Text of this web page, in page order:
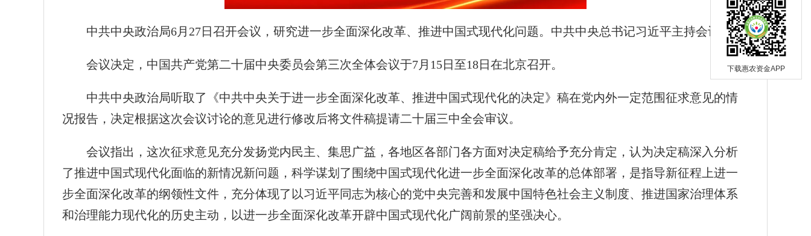
中共中央政治局6月27日召开会议，研究进一步全面深化改革、推进中国式现代化问题。中共中央总书记习近平主持会议。
会议决定，中国共产党第二十届中央委员会第三次全体会议于7月15日至18日在北京召开。
中共中央政治局听取了《中共中央关于进一步全面深化改革、推进中国式现代化的决定》稿在党内外一定范围征求意见的情
况报告，决定根据这次会议讨论的意见进行修改后将文件稿提请二十届三中全会审议。
会议指出，这次征求意见充分发扬党内民主、集思广益，各地区各部门各方面对决定稿给予充分肯定，认为决定稿深入分析
了推进中国式现代化面临的新情况新问题，科学谋划了围绕中国式现代化进一步全面深化改革的总体部署，是指导新征程上进一
步全面深化改革的纲领性文件，充分体现了以习近平同志为核心的党中央完善和发展中国特色社会主义制度、推进国家治理体系
和治理能力现代化的历史主动，以进一步全面深化改革开辟中国式现代化广阔前景的坚强决心。
下载惠农资金APP